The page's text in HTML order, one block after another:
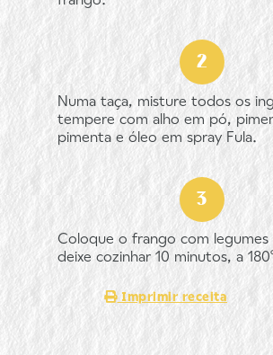
Numa taça, misture todos os
tempere com alho em pó,
pimenta e óleo em spray Fula.
Coloque o frango com legumes
deixe cozinhar 10 minutos, a
Imprimir receita